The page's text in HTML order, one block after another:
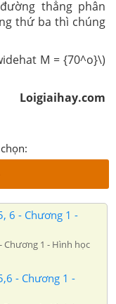
thẳng phân
thứ ba thì chúng
M = {70^o}\)
Loigiaihay.com
6 - Chương 1 -
Chương 1 - Hình học
- Chương 1 -